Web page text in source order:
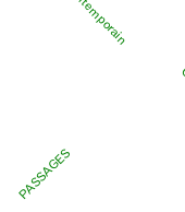
PASSAGES